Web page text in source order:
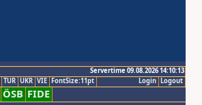
Servertime 09.08.2026 14:10:13
Logout
Login
TUR UKR VIE FontSize:11pt
ÖSB FIDE